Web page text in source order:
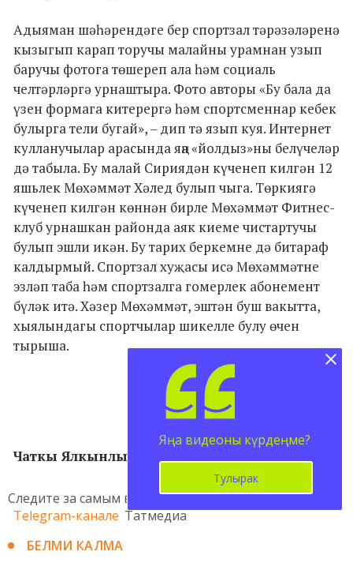
Адыяман шәһәрендәге бер спортзал тәрәзәләренә
кызыгып карап торучы малайны урамнан узып
баручы фотога төшереп ала һәм социаль
челтәрләргә урнаштыра. Фото авторы «Бу бала да
үзен формага китерергә һәм спортсменнар кебек
булырга тели бугай», – дип тә язып куя. Интернет
кулланучылар арасында яңа «йолдыз»ны белүчеләр
дә табыла. Бу малай Сириядән күченеп килгән 12
яшьлек Мөхәммәт Хәлед булып чыга. Төркиягә
күченеп килгән көннән бирле Мөхәммәт Фитнес-
клуб урнашкан районда аяк киеме чистартучы
булып эшли икән. Бу тарих беркемне дә битараф
калдырмый. Спортзал хуҗасы исә Мөхәммәтне
эзләп таба һәм спортзалга гомерлек абонемент
бүләк итә. Хәзер Мөхәммәт, эштән буш вакытта,
хыялындагы спортчылар шикелле булу өчен
тырыша.
Чаткы Ялкынлы
Следите за самым важным и интересным в
Telegram-канале Татмедиа
БЕЛМИ КАЛМА
Яңа видеоны күрдеңме?
Тулырак